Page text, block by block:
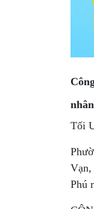
Tối
Vạn,
Phú